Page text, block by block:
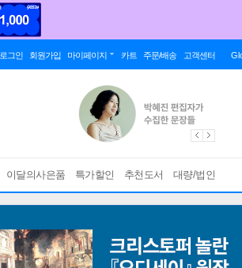
로그인 회원가입 마이페이지 카트 주문/배송 고객센터
이달의사은품 특가할인 추천도서 대량/법인